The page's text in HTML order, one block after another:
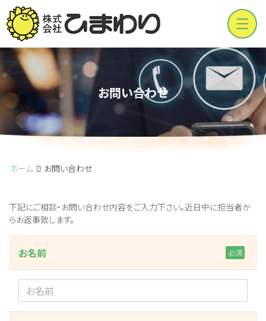
お問い合わせ
ホーム お問い合わせ
下記にご相談・お問い合わせ内容をご入力下さい。近日中に担当者か
らお返事致します。
お名前